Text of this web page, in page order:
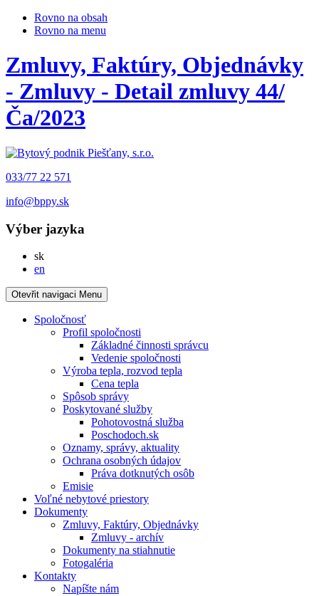
Rovno na obsah
Rovno na menu
Zmluvy, Faktúry, Objednávky
- Zmluvy - Detail zmluvy 44/
Ča/2023
033/77 22 571
info@bppy.sk
Výber jazyka
skSlovensky
en
Otevřit navigaci Menu
Spoločnosť
Profil spoločnosti
Základné činnosti správcu
Vedenie spoločnosti
Výroba tepla, rozvod tepla
Cena tepla
Spôsob správy
Poskytované služby
Pohotovostná služba
Poschodoch.sk
Oznamy, správy, aktuality
Ochrana osobných údajov
Práva dotknutých osôb
Emisie
Voľné nebytové priestory
Dokumenty
Zmluvy, Faktúry, Objednávky
Zmluvy - archív
Dokumenty na stiahnutie
Fotogaléria
Kontakty
Napíšte nám